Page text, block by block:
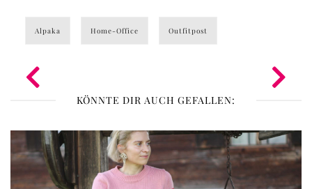
Alpaka Home-Office Outfitpost
KÖNNTE DIR AUCH GEFALLEN: